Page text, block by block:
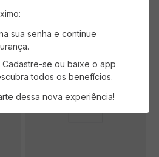
sua senha e continue
Cadastre-se ou baixe o app
todos os benefícios.
dessa nova experiência!